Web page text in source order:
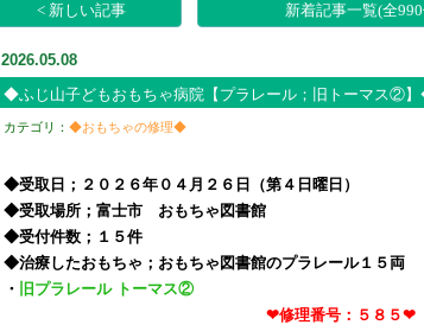
< 新しい記事 新着記事一覧(全
2026.05.08
◆ふじ山子どもおもちゃ病院【プラレール；旧トーマス②
カテゴリ：◆おもちゃの修理◆
◆受取日；２０２６年０４月２６日（第４日曜日）
​◆受取場所；富士市 おもちゃ図書館
◆受付件数；１５件
◆治療したおもちゃ； おもちゃ図書館のプラレール１５両
・
旧プラレール トーマス②
❤修理番号：５８５